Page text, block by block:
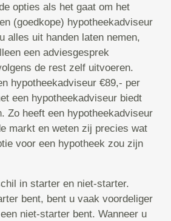
opties als het gaat om het
(goedkope) hypotheekadviseur
alles uit handen laten nemen,
een adviesgesprek
de rest zelf uitvoeren.
hypotheekadviseur €89,- per
een hypotheekadviseur biedt
Zo heeft een hypotheekadviseur
markt en weten zij precies wat
voor een hypotheek zou zijn
in starter en niet-starter.
bent, bent u vaak voordeliger
niet-starter bent. Wanneer u